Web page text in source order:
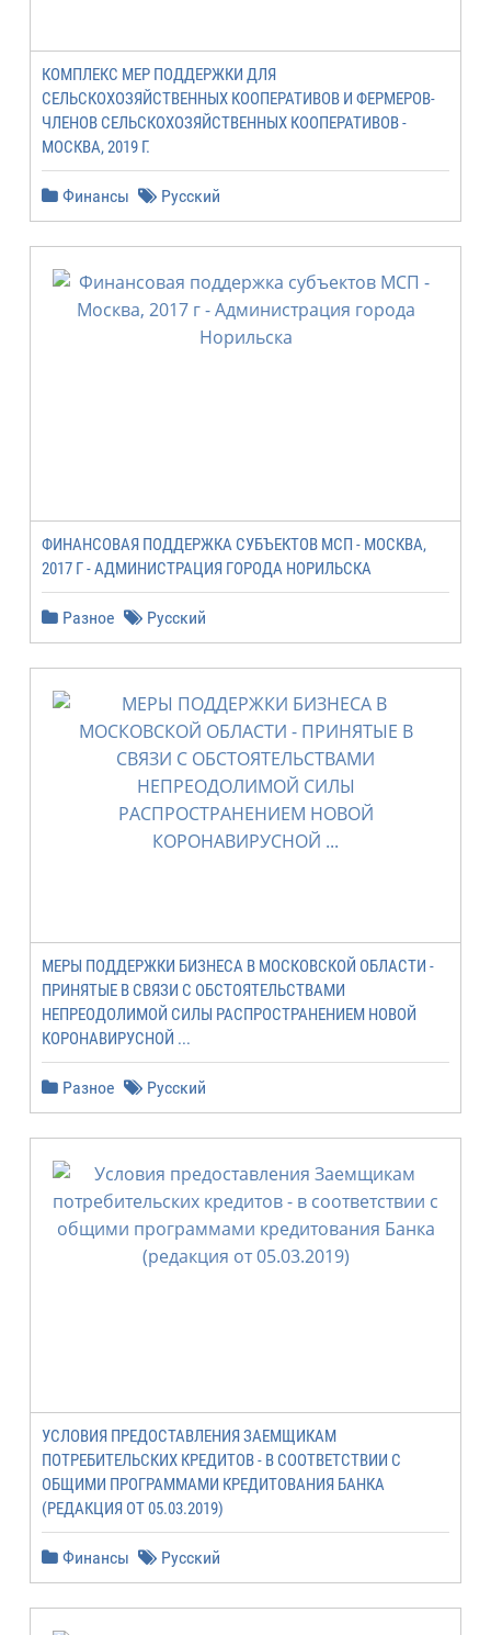
КОМПЛЕКС МЕР ПОДДЕРЖКИ ДЛЯ
СЕЛЬСКОХОЗЯЙСТВЕННЫХ КООПЕРАТИВОВ И ФЕРМЕРОВ-
ЧЛЕНОВ СЕЛЬСКОХОЗЯЙСТВЕННЫХ КООПЕРАТИВОВ -
МОСКВА, 2019 Г.
Финансы Русский
ФИНАНСОВАЯ ПОДДЕРЖКА СУБЪЕКТОВ МСП - МОСКВА,
2017 Г - АДМИНИСТРАЦИЯ ГОРОДА НОРИЛЬСКА
Разное Русский
МЕРЫ ПОДДЕРЖКИ БИЗНЕСА В МОСКОВСКОЙ ОБЛАСТИ -
ПРИНЯТЫЕ В СВЯЗИ С ОБСТОЯТЕЛЬСТВАМИ
НЕПРЕОДОЛИМОЙ СИЛЫ РАСПРОСТРАНЕНИЕМ НОВОЙ
КОРОНАВИРУСНОЙ ...
Разное Русский
УСЛОВИЯ ПРЕДОСТАВЛЕНИЯ ЗАЕМЩИКАМ
ПОТРЕБИТЕЛЬСКИХ КРЕДИТОВ - В СООТВЕТСТВИИ С
ОБЩИМИ ПРОГРАММАМИ КРЕДИТОВАНИЯ БАНКА
(РЕДАКЦИЯ ОТ 05.03.2019)
Финансы Русский